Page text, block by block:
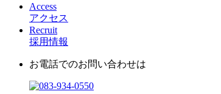
Access
アクセス
Recruit
採用情報
お電話でのお問い合わせは